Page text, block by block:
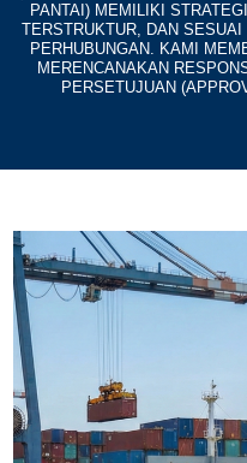
PANTAI) MEMILIKI
TERSTRUKTUR, DAN
PERHUBUNGAN. KAMI
MERENCANAKAN
PERSETUJUAN